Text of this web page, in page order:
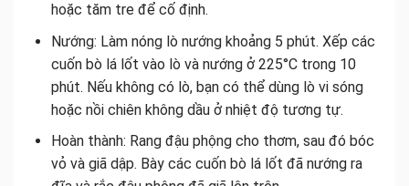
hoặc tăm tre để cố định.
Nướng: Làm nóng lò nướng khoảng 5 phút. Xếp các
cuốn bò lá lốt vào lò và nướng ở 225°C trong 10
phút. Nếu không có lò, bạn có thể dùng lò vi sóng
hoặc nồi chiên không dầu ở nhiệt độ tương tự.
Hoàn thành: Rang đậu phộng cho thơm, sau đó bóc
vỏ và giã dập. Bày các cuốn bò lá lốt đã nướng ra